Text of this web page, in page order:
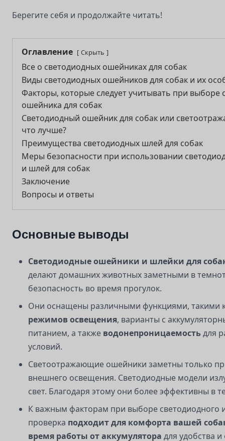
Берегите себя и продолжайте читать!
Оглавление Скрыть
Все о светодиодных ошейниках для собак
Виды светодиодных ошейников для собак и их
Факторы, которые следует учитывать при выборе
ошейника для собак
Светодиодный ошейник для собак или
что лучше?
Преимущества светодиодных шлей для собак
Меры безопасности при использовании
и шлей для собак
Заключение
Вопросы и ответы
Основные выводы
Светодиодные ошейники и шлейки для
делают домашних животных заметными в
безопасность во время прогулок.
Они оснащены различными функциями, такими
режимов освещения, варианты с
питанием, а также водонепроницаемостьдля
условий.
Светоотражающие ошейники заметны только
внешнего освещения. Светодиодные модели
свет. Благодаря этому они более эффективны в
К важным факторам при выборе светодиодного
проверка подходит для комфорта вашей
время работы от аккумулятора для удобства